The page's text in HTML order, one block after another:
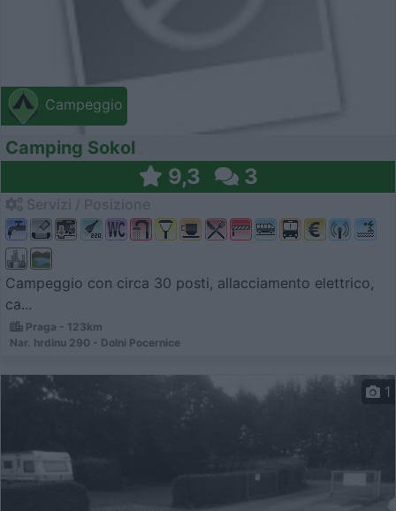
Campeggio
Camping Sokol
9,3 3
Campeggio con circa 30 posti, allacciamento elettrico,
ca...
Praga - 123km
Nar. hrdinu 290 - Dolni Pocernice
1